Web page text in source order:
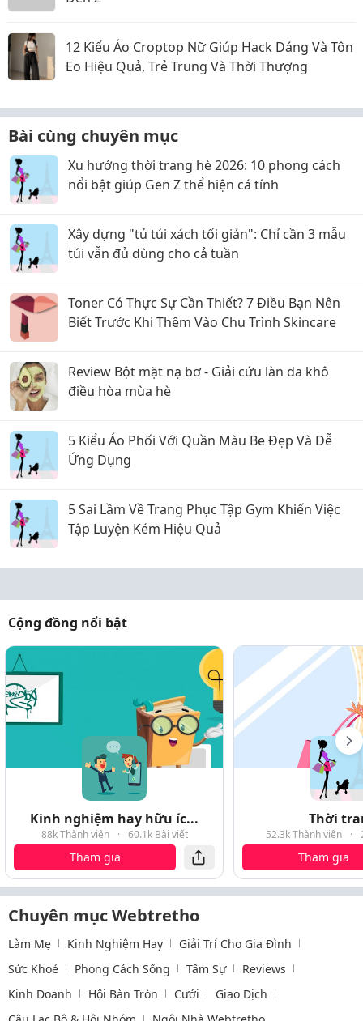
12 Kiểu Áo Croptop Nữ Giúp Hack Dáng Và Tôn
Eo Hiệu Quả, Trẻ Trung Và Thời Thượng
Bài cùng chuyên mục
Xu hướng thời trang hè 2026: 10 phong cách
nổi bật giúp Gen Z thể hiện cá tính
Xây dựng "tủ túi xách tối giản": Chỉ cần 3 mẫu
túi vẫn đủ dùng cho cả tuần
Toner Có Thực Sự Cần Thiết? 7 Điều Bạn Nên
Biết Trước Khi Thêm Vào Chu Trình Skincare
Review Bột mặt nạ bơ - Giải cứu làn da khô
điều hòa mùa hè
5 Kiểu Áo Phối Với Quần Màu Be Đẹp Và Dễ
Ứng Dụng
5 Sai Lầm Về Trang Phục Tập Gym Khiến Việc
Tập Luyện Kém Hiệu Quả
Cộng đồng nổi bật
Kinh nghiệm hay hữu íc...
88k Thành viên · 60.1k Bài viết
Tham gia
Thời
52.3k Thành viên ·
Tham gia
Chuyên mục Webtretho
Làm Mẹ Kinh Nghiệm Hay
Giải Trí Cho Gia Đình
Sức Khoẻ
Phong Cách Sống Tâm Sự
Reviews
Kinh Doanh
Hội Bàn Tròn Cưới
Giao Dịch